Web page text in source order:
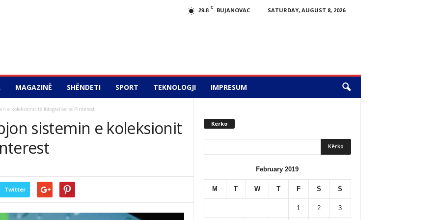
29.8 C BUJANOVAC
SATURDAY, AUGUST 8, 2026
MAGAZINË SHËNDETI SPORT TEKNOLOGJI IMPRESUM
e koleksionit të fotografive të Pinterest
sistemin e koleksionit
Twitter
Kerko
February 2019
M T W T F S S
1 2 3